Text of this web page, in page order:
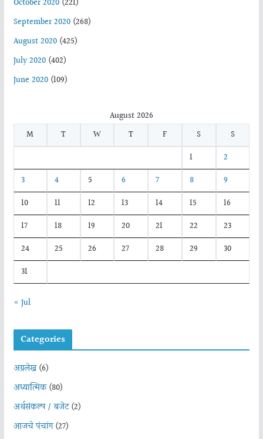
October 2020(221)
September 2020(268)
August 2020(425)
July 2020(402)
June 2020(109)
August 2026
M
T W T F S
S
1
2
3
4 5 6 7 8
9
10
11 12 13 14 15
16
17
18 19 20 21 22
23
24
25 26 27 28 29
30
31
« Jul
Categories
अग्रलेख(6)
अध्यात्मिक(80)
अर्थसंकल्प / बजेट(2)
आजचे पंचांग(27)